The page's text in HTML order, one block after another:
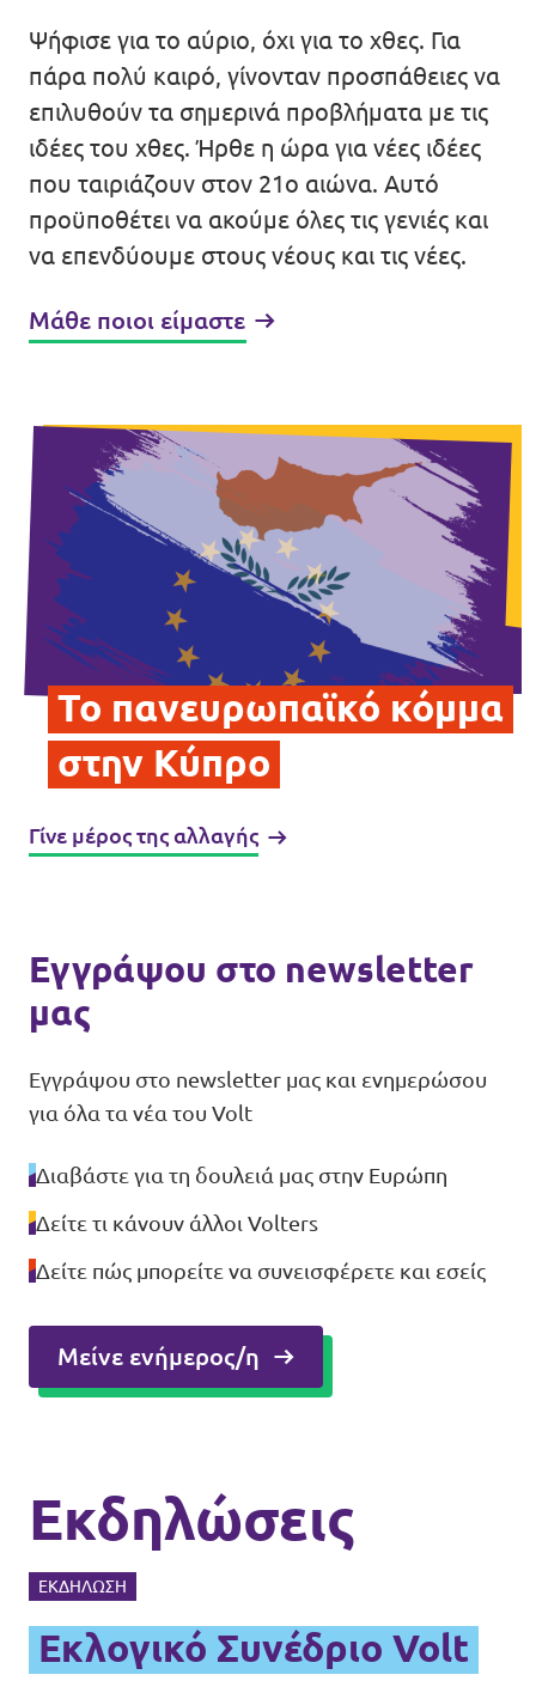
Εκδηλώσεις
Οικονομικά
Γίνε μέλος
Διαφάνεια
Ψήφισε για το αύριο, όχι για το χθες. Για
πάρα πολύ καιρό, γίνονταν προσπάθειες να
επιλυθούν τα σημερινά προβλήματα με τις
ιδέες του χθες. Ήρθε η ώρα για νέες ιδέες
που ταιριάζουν στον 21ο αιώνα. Αυτό
προϋποθέτει να ακούμε όλες τις γενιές και
να επενδύουμε στους νέους και τις νέες.
Μάθε ποιοι είμαστε
Το πανευρωπαϊκό κόμμα
στην Κύπρο
Γίνε μέρος της αλλαγής
Εγγράψου στο newsletter
μας
Εγγράψου στο newsletter μας και ενημερώσου
για όλα τα νέα του Volt
Διαβάστε για τη δουλειά μας στην Ευρώπη
Δείτε τι κάνουν άλλοι Volters
Δείτε πώς μπορείτε να συνεισφέρετε και εσείς
Μείνε ενήμερος/η
Εκδηλώσεις
ΕΚΔΉΛΩΣΗ
Εκλογικό Συνέδριο Volt